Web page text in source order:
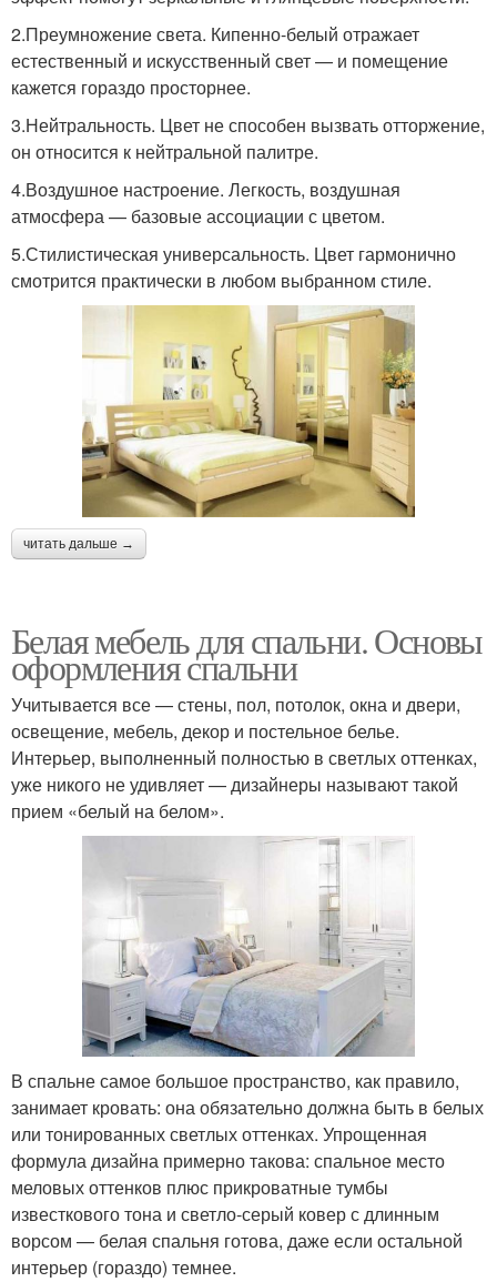
2.Преумножение света. Кипенно-белый отражает
естественный и искусственный свет — и помещение
кажется гораздо просторнее.
3.Нейтральность. Цвет не способен вызвать отторжение,
он относится к нейтральной палитре.
4.Воздушное настроение. Легкость, воздушная
атмосфера — базовые ассоциации с цветом.
5.Стилистическая универсальность. Цвет гармонично
смотрится практически в любом выбранном стиле.
читать дальше →
Белая мебель для спальни. Основы
оформления спальни
Учитывается все — стены, пол, потолок, окна и двери,
освещение, мебель, декор и постельное белье.
Интерьер, выполненный полностью в светлых оттенках,
уже никого не удивляет — дизайнеры называют такой
прием «белый на белом».
В спальне самое большое пространство, как правило,
занимает кровать: она обязательно должна быть в белых
или тонированных светлых оттенках. Упрощенная
формула дизайна примерно такова: спальное место
меловых оттенков плюс прикроватные тумбы
известкового тона и светло-серый ковер с длинным
ворсом — белая спальня готова, даже если остальной
интерьер (гораздо) темнее.